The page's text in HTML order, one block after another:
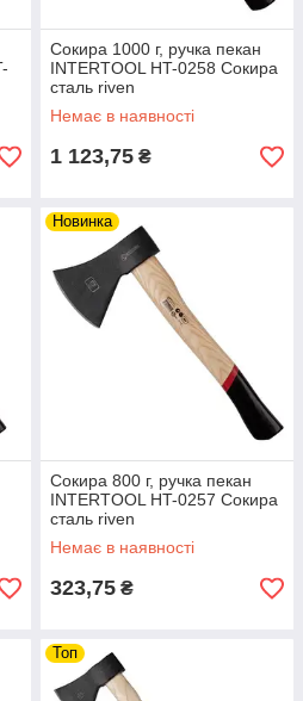
Сокира 1000 г, ручка пекан
INTERTOOL HT-0258 Сокира
сталь riven
Немає в наявності
1 123,75 ₴
Новинка
Сокира 800 г, ручка пекан
INTERTOOL HT-0257 Сокира
сталь riven
Немає в наявності
323,75 ₴
Топ